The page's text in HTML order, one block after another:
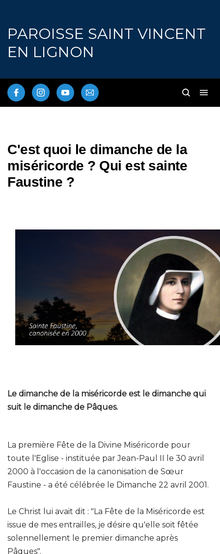
PAROISSE SAINT VINCENT
EN LIGNON
C'est quoi le dimanche de la
miséricorde ? Qui est sainte
Faustine ?
Le dimanche de la miséricorde est le dimanche qui
suit le dimanche de Pâques.
La première Fête de la Divine Miséricorde pour
toute l'Eglise - instituée par Jean-Paul II le 30 avril
2000 à l'occasion de la canonisation de Sœur
Faustine - a été célébrée le Dimanche 22 avril 2001.
Le Christ lui avait dit : "La Fête de la Miséricorde est
issue de mes entrailles, je désire qu'elle soit fêtée
solennellement le premier dimanche après
Pâques".